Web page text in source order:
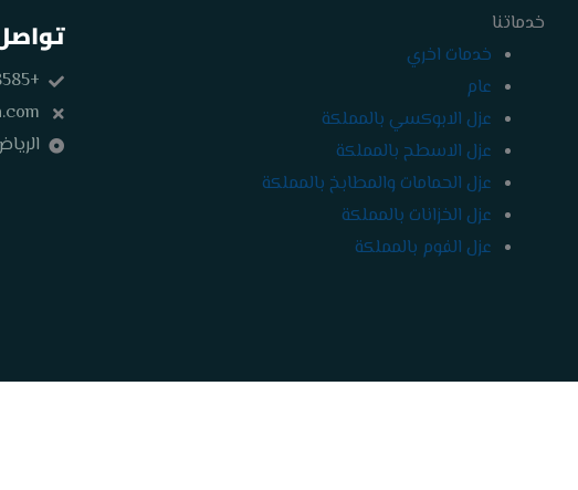
k
خدماتنا
خدمات اخري
عام
عزل الابوكسي بالمملكة
عزل الاسطح بالمملكة
عزل الحمامات والمطابخ بالمملكة
عزل الخزانات بالمملكة
عزل الفوم بالمملكة
+9665258585